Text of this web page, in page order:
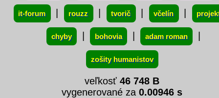
it-forum rouzz tvorič včelín
chyby bohovia adam roman
zošity humanistov
veľkosť46 748 B
vygenerované za0.00946 s